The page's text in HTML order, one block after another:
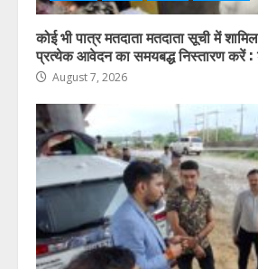
कोई भी पात्र मतदाता मतदाता सूची में
प्रत्येक आवेदन का समयबद्ध निस्तारण करें :
August 7, 2026